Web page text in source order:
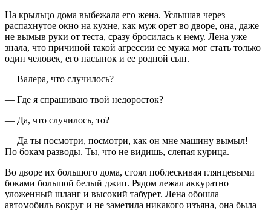
На крыльцо дома выбежала его жена. Услышав через
распахнутое окно на кухне, как муж орет во дворе, она, даже
не вымыв руки от теста, сразу бросилась к нему. Лена уже
знала, что причиной такой агрессии ее мужа мог стать только
один человек, его пасынок и ее родной сын.
— Валера, что случилось?
— Где я спрашиваю твой недоросток?
— Да, что случилось, то?
— Да ты посмотри, посмотри, как он мне машину вымыл!
По бокам разводы. Ты, что не видишь, слепая курица.
Во дворе их большого дома, стоял поблескивая глянцевыми
боками большой белый джип. Рядом лежал аккуратно
уложенный шланг и высокий табурет. Лена обошла
автомобиль вокруг и не заметила никакого изъяна, она была